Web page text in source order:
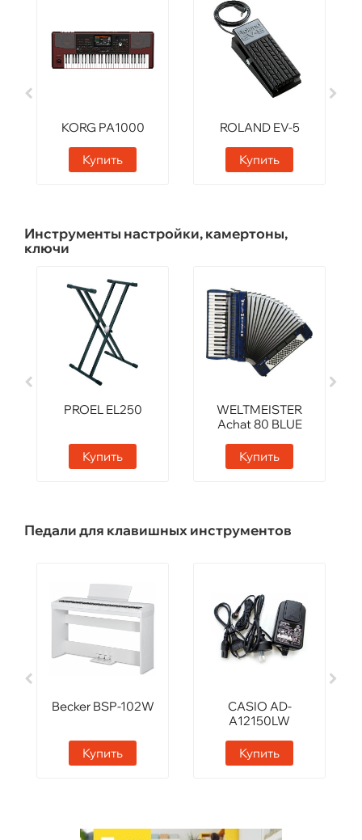
KORG PA1000
Купить
ROLAND EV-5
Купить
Инструменты настройки, камертоны,
ключи
PROEL EL250
Купить
WELTMEISTER
Achat 80 BLUE
Купить
Педали для клавишных инструментов
Becker BSP-102W
Купить
CASIO AD-
A12150LW
Купить